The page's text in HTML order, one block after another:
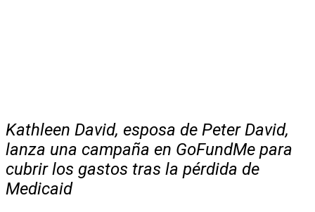
Kathleen David, esposa de Peter David,
lanza una campaña en GoFundMe para
cubrir los gastos tras la pérdida de
Medicaid